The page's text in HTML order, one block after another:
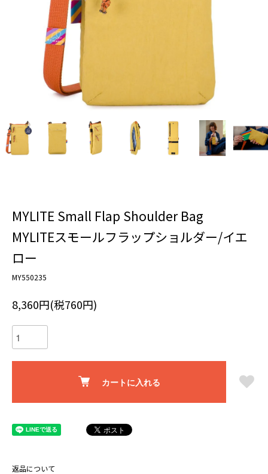
MYLITE Small Flap Shoulder Bag
MYLITEスモールフラップショルダー/イエ
ロー
MY550235
8,360円(税760円)
カートに入れる
返品について